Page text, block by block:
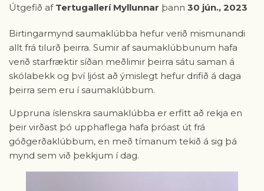
Útgefið af Tertugallerí Myllunnar þann 30 jún., 2023
Birtingarmynd saumaklúbba hefur verið mismunandi
allt frá tilurð þeirra. Sumir af saumaklúbbunum hafa
verið starfræktir síðan meðlimir þeirra sátu saman á
skólabekk og því ljóst að ýmislegt hefur drifið á daga
þeirra sem eru í saumaklúbbum.
Uppruna íslenskra saumaklúbba er erfitt að rekja en
þeir virðast þó upphaflega hafa þróast út frá
góðgerðaklúbbum, en með tímanum tekið á sig þá
mynd sem við þekkjum í dag.